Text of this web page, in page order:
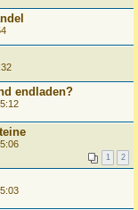
endladen?
1 2